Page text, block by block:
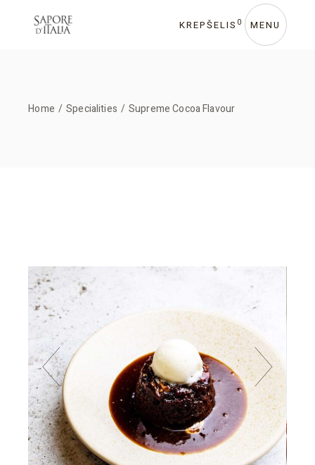
KREPŠELIS 0 MENU
Home Specialities Supreme Cocoa Flavour